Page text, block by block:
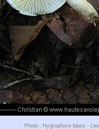
Photo : Hygrophore blanc -